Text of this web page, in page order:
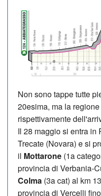
Non sono tappe tutte
20esima, ma la
rispettivamente
Il 28 maggio si entra in
Trecate (Novara) e si
il Mottarone (1a
provincia di Verbania-
Colma (3a cat) al km
provincia di Vercelli